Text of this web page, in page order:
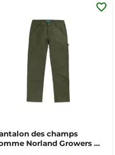
des champs
Norland Growers &
favorite_border